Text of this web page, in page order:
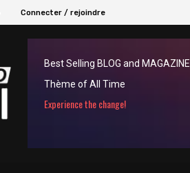
Connecter / rejoindre
Best Selling BLOG and MAGAZINE
Thème of All Time
Experience the change!